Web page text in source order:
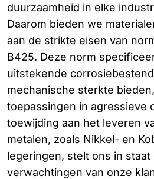
duurzaamheid in elke
Daarom bieden we
aan de strikte eisen van
B425. Deze norm
uitstekende
mechanische sterkte
toepassingen in agressieve
toewijding aan het leveren
metalen, zoals Nikkel- en
legeringen, stelt ons in
verwachtingen van onze